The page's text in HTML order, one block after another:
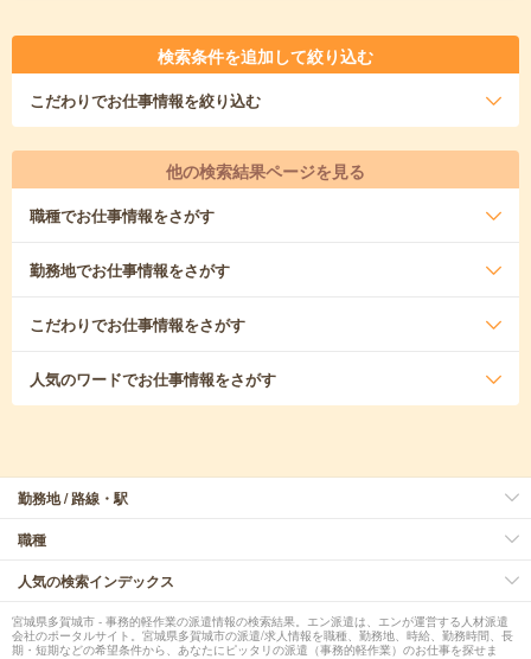
検索条件を追加して絞り込む
こだわりでお仕事情報を絞り込む
他の検索結果ページを見る
職種でお仕事情報をさがす
勤務地でお仕事情報をさがす
こだわりでお仕事情報をさがす
人気のワードでお仕事情報をさがす
勤務地 / 路線・駅
職種
人気の検索インデックス
宮城県多賀城市 - 事務的軽作業の派遣情報の検索結果。エン派遣は、エンが運営する人材派遣
会社のポータルサイト。宮城県多賀城市の派遣/求人情報を職種、勤務地、時給、勤務時間、長
期・短期などの希望条件から、あなたにピッタリの派遣（事務的軽作業）のお仕事を探せま